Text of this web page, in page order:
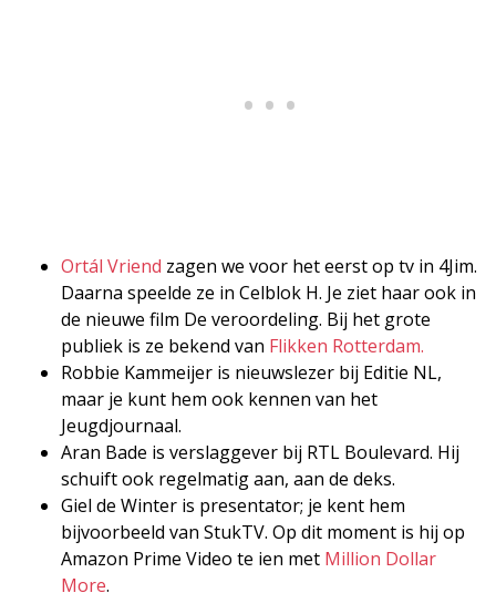
Ortál Vriend zagen we voor het eerst op tv in 4Jim.
Daarna speelde ze in Celblok H. Je ziet haar ook in
de nieuwe film De veroordeling. Bij het grote
publiek is ze bekend van Flikken Rotterdam.
Robbie Kammeijer is nieuwslezer bij Editie NL,
maar je kunt hem ook kennen van het
Jeugdjournaal.
Aran Bade is verslaggever bij RTL Boulevard. Hij
schuift ook regelmatig aan, aan de deks.
Giel de Winter is presentator; je kent hem
bijvoorbeeld van StukTV. Op dit moment is hij op
Amazon Prime Video te ien met Million Dollar
More.